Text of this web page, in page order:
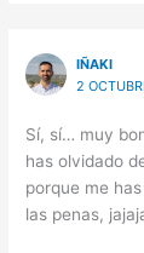
IÑAKI
2
Sí, sí… muy
has olvidado
porque me
las penas,